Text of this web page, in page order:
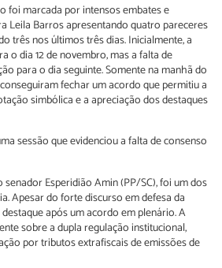
foi marcada por intensos embates e
Leila Barros apresentando quatro pareceres
três nos últimos três dias. Inicialmente, a
o dia 12 de novembro, mas a falta de
para o dia seguinte. Somente na manhã do
fechar um acordo que permitiu a
simbólica e a apreciação dos destaques
sessão que evidenciou a falta de consenso
Esperidião Amin (PP/SC), foi um dos
Apesar do forte discurso em defesa da
após um acordo em plenário. A
sobre a dupla regulação institucional,
por tributos extrafiscais de emissões de